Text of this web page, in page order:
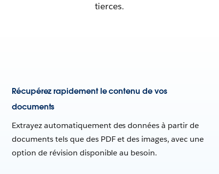
tierces.
Récupérez rapidement le contenu de vos
documents
Extrayez automatiquement des données à partir de
documents tels que des PDF et des images, avec une
option de révision disponible au besoin.